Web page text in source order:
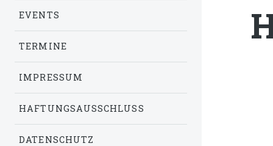
EVENTS
TERMINE
IMPRESSUM
HAFTUNGSAUSSCHLUSS
DATENSCHUTZ